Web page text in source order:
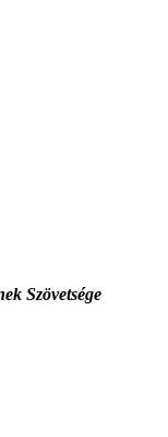
Szövetsége